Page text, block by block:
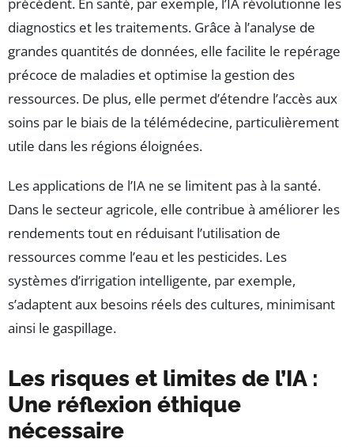
précédent. En santé, par exemple, l’IA révolutionne les
diagnostics et les traitements. Grâce à l’analyse de
grandes quantités de données, elle facilite le repérage
précoce de maladies et optimise la gestion des
ressources. De plus, elle permet d’étendre l’accès aux
soins par le biais de la télémédecine, particulièrement
utile dans les régions éloignées.
Les applications de l’IA ne se limitent pas à la santé.
Dans le secteur agricole, elle contribue à améliorer les
rendements tout en réduisant l’utilisation de
ressources comme l’eau et les pesticides. Les
systèmes d’irrigation intelligente, par exemple,
s’adaptent aux besoins réels des cultures, minimisant
ainsi le gaspillage.
Les risques et limites de l’IA :
Une réflexion éthique
nécessaire